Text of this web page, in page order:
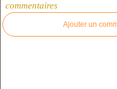
commentaires
Ajouter un